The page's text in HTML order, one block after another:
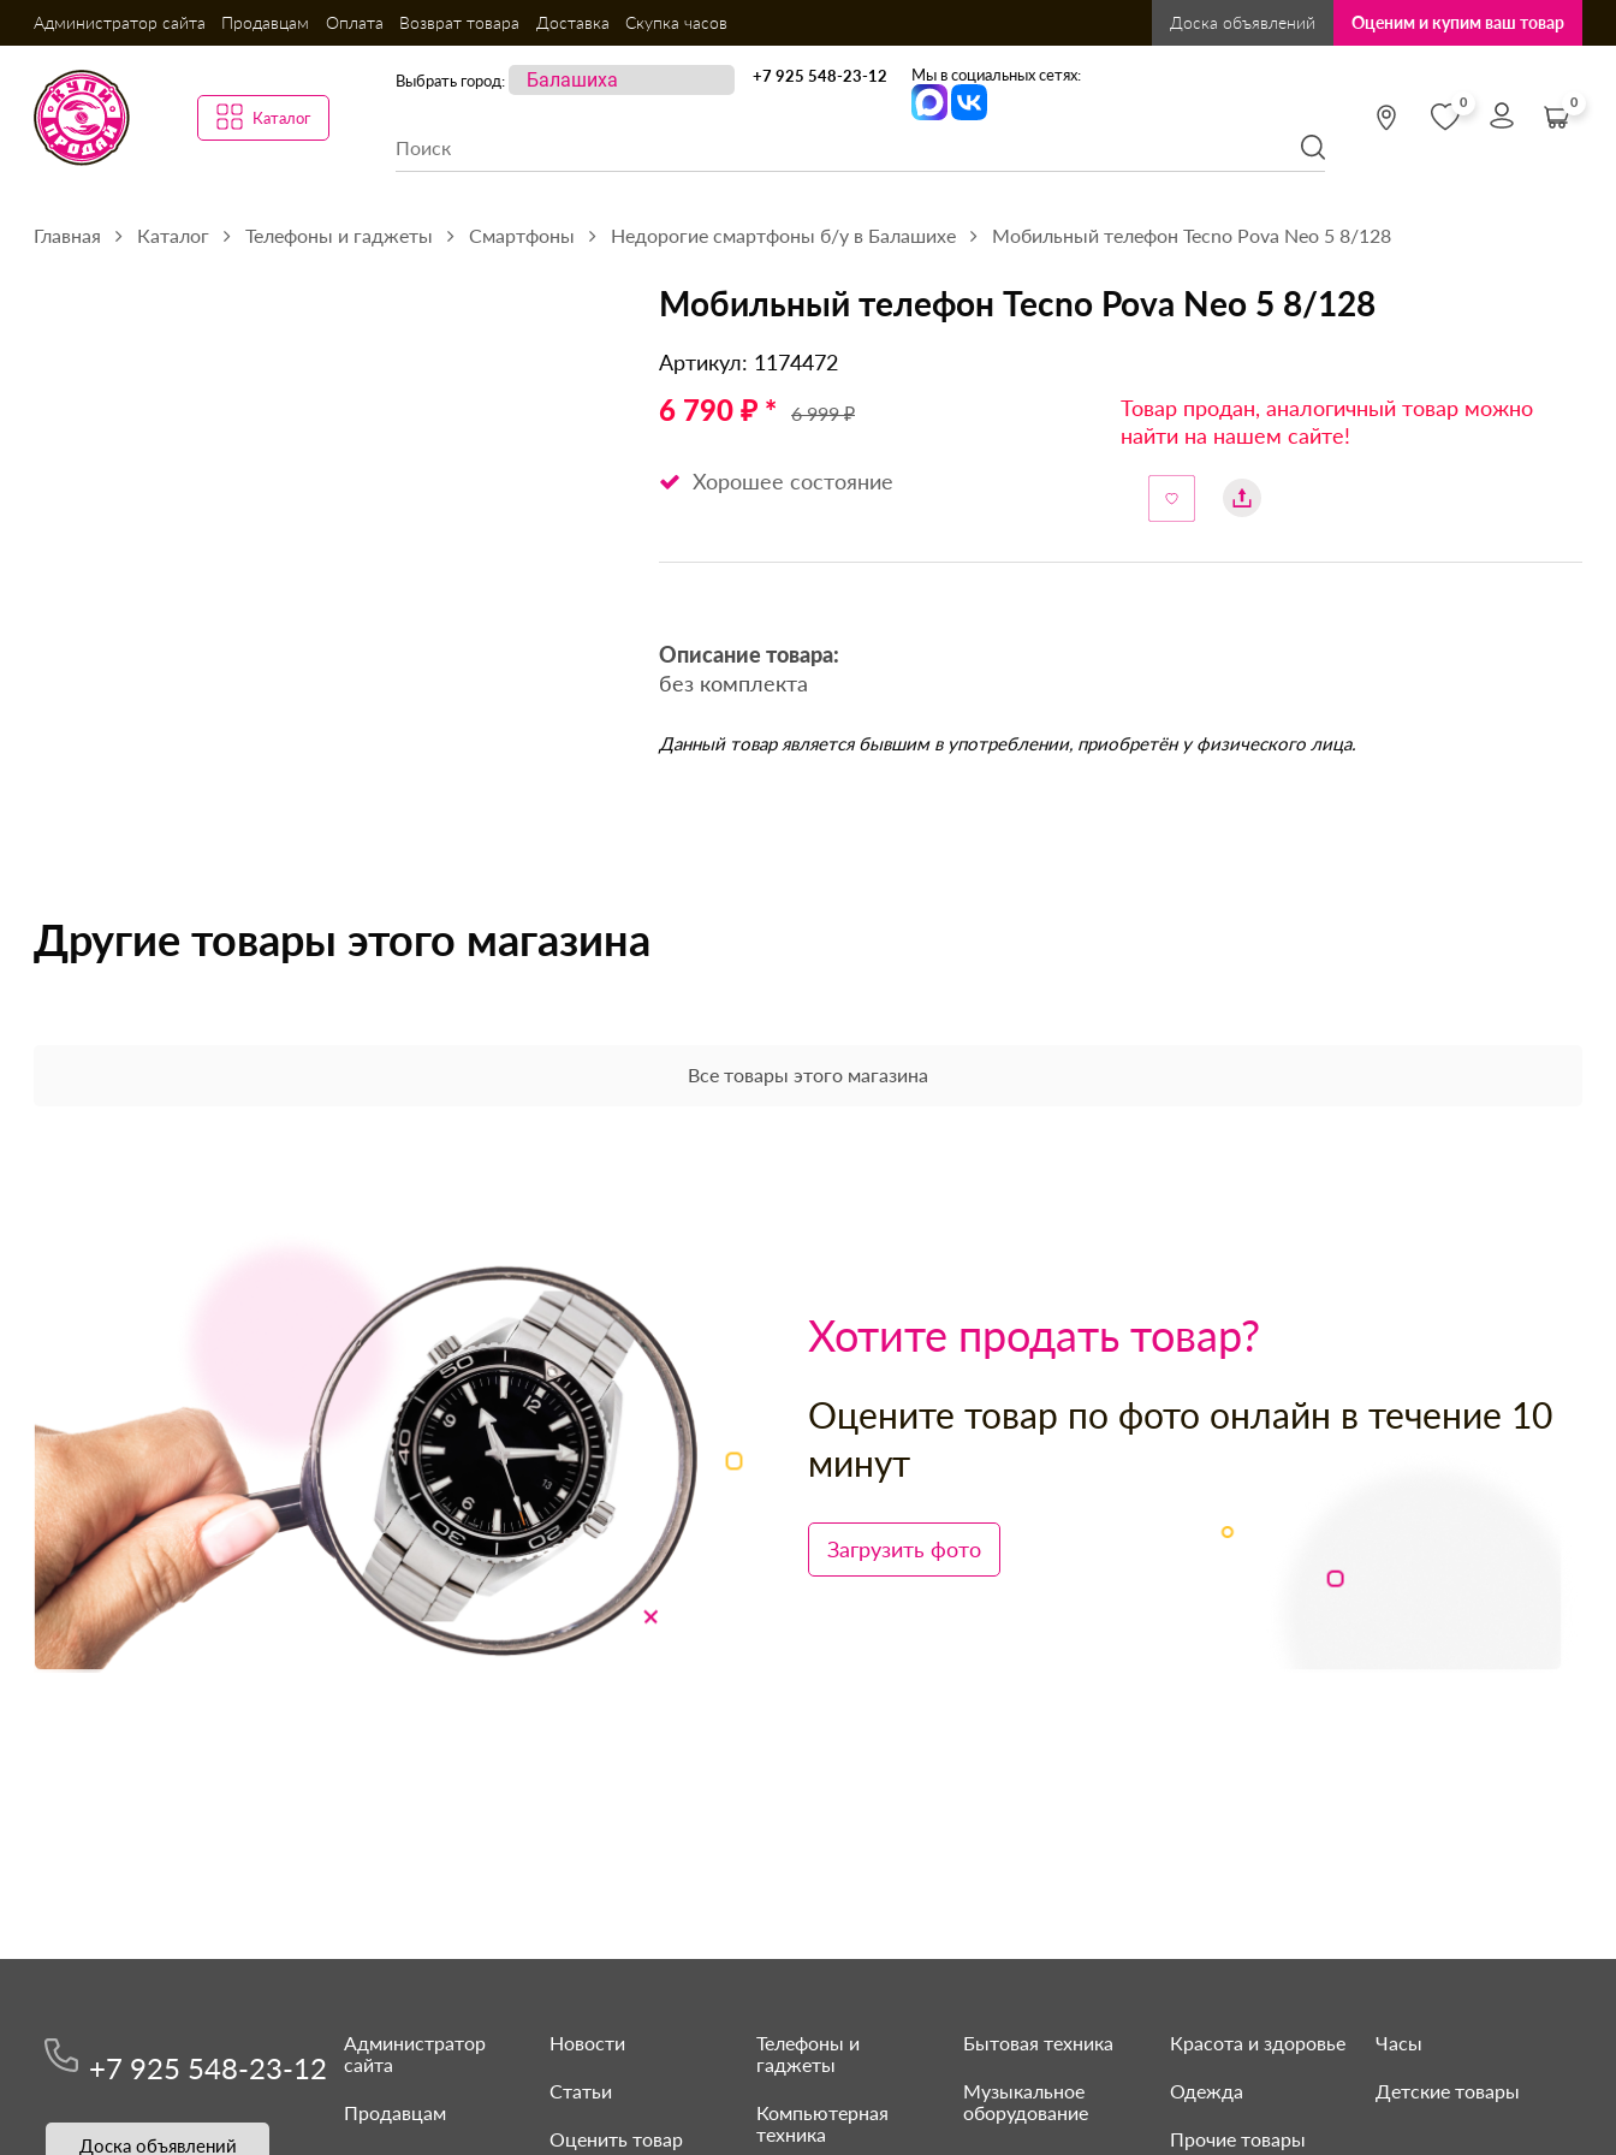
Администратор сайта Продавцам Оплата Возврат товара Доставка Скупка часов Доска объявлений Оценим и купим ваш товар
Каталог
Выбрать город: +7 925 548-23-12 Мы в социальных сетях:
0 0
Главная Каталог Телефоны и гаджеты Смартфоны Недорогие смартфоны б/у в Балашихе Мобильный телефон Tecno Pova Neo 5 8/128
Мобильный телефон Tecno Pova Neo 5 8/128
Артикул: 1174472
6 790 ₽ * 6 999 ₽
Хорошее состояние
Товар продан, аналогичный товар можно
найти на нашем сайте!
Описание товара:
без комплекта
Данный товар является бывшим в употреблении, приобретён у физического лица.
Другие товары этого магазина
Все товары этого магазина
Хотите продать товар?
Оцените товар по фото онлайн в течение 10
минут
Загрузить фото
+7 925 548-23-12
Доска объявлений
Администратор
сайта
Продавцам
Новости
Статьи
Оценить товар
Телефоны и
гаджеты
Компьютерная
техника
Бытовая техника
Музыкальное
оборудование
Красота и здоровье
Одежда
Прочие товары
Часы
Детские товары